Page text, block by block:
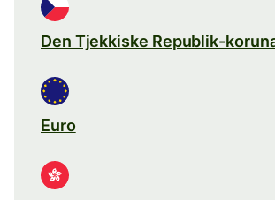
Den Tjekkiske Republik-
Euro